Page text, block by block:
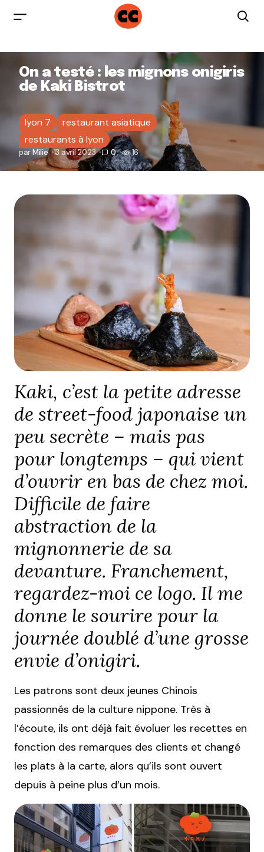
On a testé : les mignons onigiris
de Kaki Bistrot
lyon 7
restaurant asiatique
restaurants à lyon
parMilie 13 avril 2023 0 16
Kaki, c’est la petite adresse
de street-food japonaise un
peu secrète – mais pas
pour longtemps – qui vient
d’ouvrir en bas de chez moi.
Difficile de faire
abstraction de la
mignonnerie de sa
devanture. Franchement,
regardez-moi ce logo. Il me
donne le sourire pour la
journée doublé d’une grosse
envie d’onigiri.
Les patrons sont deux jeunes Chinois
passionnés de la culture nippone. Très à
l’écoute, ils ont déjà fait évoluer les recettes en
fonction des remarques des clients et changé
les plats à la carte, alors qu’ils sont ouvert
depuis à peine plus d’un mois.